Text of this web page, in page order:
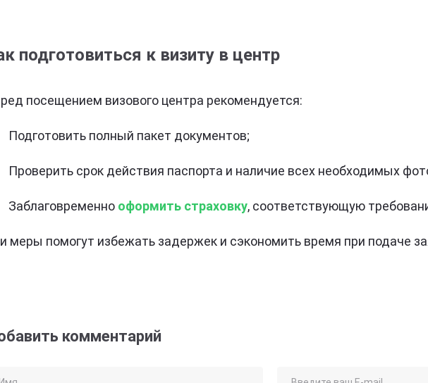
подготовиться к визиту в центр
посещением визового центра рекомендуется:
Подготовить полный пакет документов;
Проверить срок действия паспорта и наличие всех необходимых
Заблаговременно оформить страховку, соответствующую
меры помогут избежать задержек и сэкономить время при подаче
комментарий